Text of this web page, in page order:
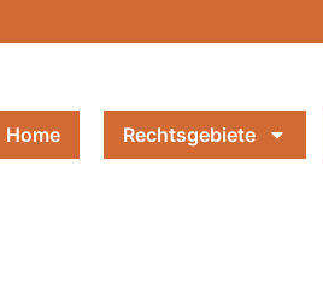
Home Rechtsgebiete